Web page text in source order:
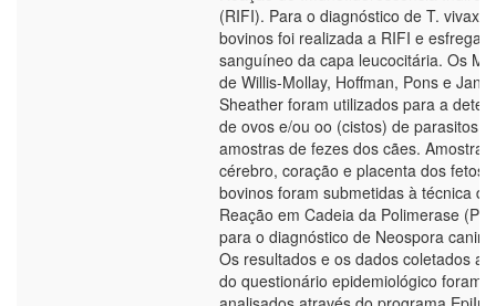
(RIFI). Para o diagnóstico de T. vivax
bovinos foi realizada a RIFI e
sanguíneo da capa leucocitária. Os
de Willis-Mollay, Hoffman, Pons e
Sheather foram utilizados para a
de ovos e/ou oo (cistos) de parasitos
amostras de fezes dos cães. Amostras
cérebro, coração e placenta dos fetos
bovinos foram submetidas à técnica de
Reação em Cadeia da Polimerase
para o diagnóstico de Neospora
Os resultados e os dados coletados a
do questionário epidemiológico foram